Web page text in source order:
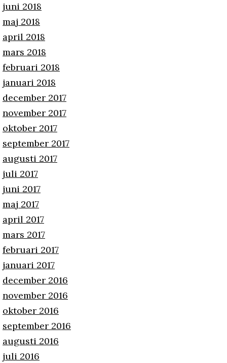
juni 2018
maj 2018
april 2018
mars 2018
februari 2018
januari 2018
december 2017
november 2017
oktober 2017
september 2017
augusti 2017
juli 2017
juni 2017
maj 2017
april 2017
mars 2017
februari 2017
januari 2017
december 2016
november 2016
oktober 2016
september 2016
augusti 2016
juli 2016